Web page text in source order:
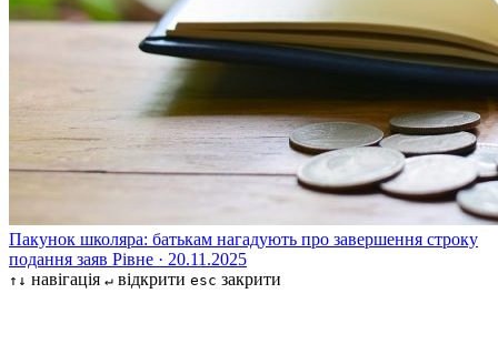
Пакунок школяра: батькам нагадують про завершення строку
подання заяв Рівне · 20.11.2025
↑↓ навігація ↵ відкрити esc закрити